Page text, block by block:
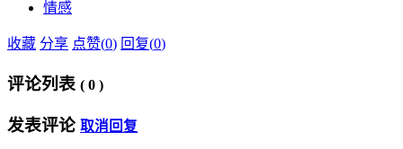
情感
收藏 分享 点赞(0) 回复(0)
评论列表 ( 0 )
发表评论 取消回复